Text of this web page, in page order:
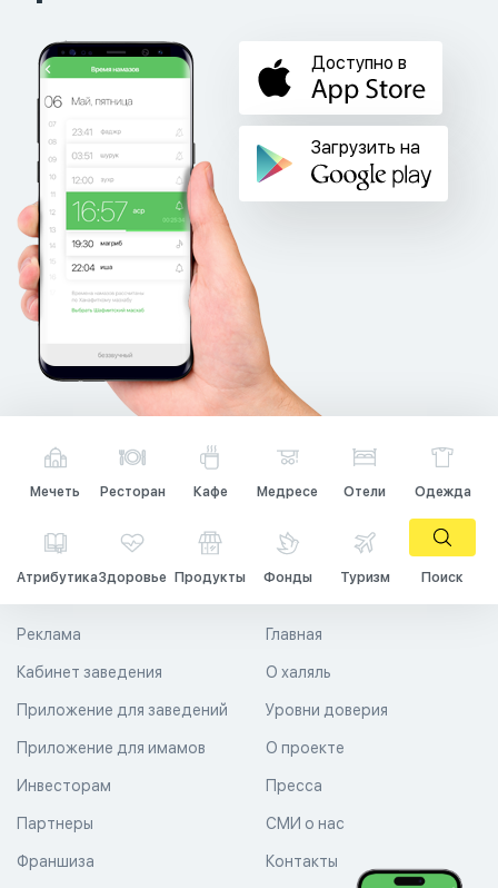
Доступно в
Загрузить на
Мечеть Ресторан Кафе Медресе Отели Одежда
АтрибутикаЗдоровье Продукты Фонды Туризм Поиск
Главная
О халяль
Уровни доверия
Реклама
Кабинет заведения
Приложение для заведений
Приложение для имамов О проекте
Пресса
СМИ о нас
Контакты
Инвесторам
Партнеры
Франшиза